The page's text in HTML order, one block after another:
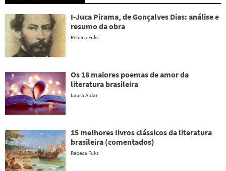
I-Juca Pirama, de Gonçalves Dias: análise e
resumo da obra
Rebeca Fuks
Os 18 maiores poemas de amor da
literatura brasileira
Laura Aidar
15 melhores livros clássicos da literatura
brasileira (comentados)
Rebeca Fuks